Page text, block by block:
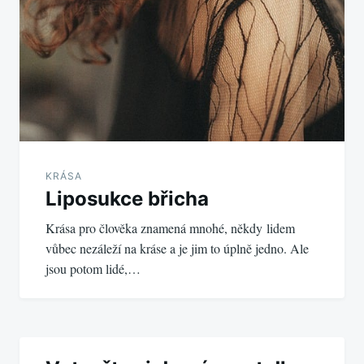
KRÁSA
Liposukce břicha
Krása pro člověka znamená mnohé, někdy lidem
vůbec nezáleží na kráse a je jim to úplně jedno. Ale
jsou potom lidé,…